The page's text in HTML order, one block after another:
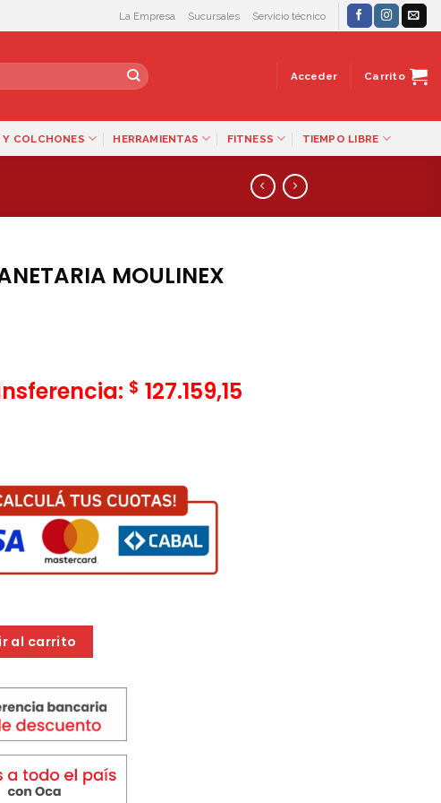
La Empresa Sucursales Servicio técnico
Acceder Carrito
Y COLCHONES HERRAMIENTAS FITNESS TIEMPO LIBRE
MOULINEX
$ 127.159,15
QA710858 cantidad
al carrito